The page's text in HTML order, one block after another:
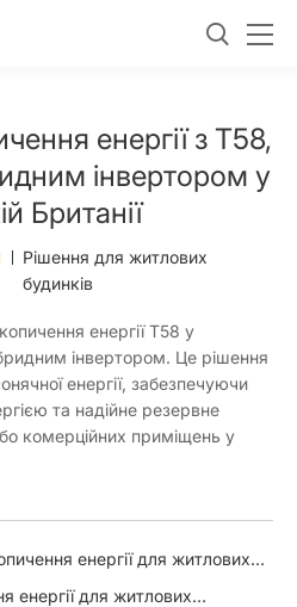
енергії з T58,
інвертором у
Британії
Рішення для житлових
будинків
енергії T58 у
інвертором. Це рішення
енергії, забезпечуючи
та надійне резервне
комерційних приміщень у
енергії для житлових
енергії для житлових